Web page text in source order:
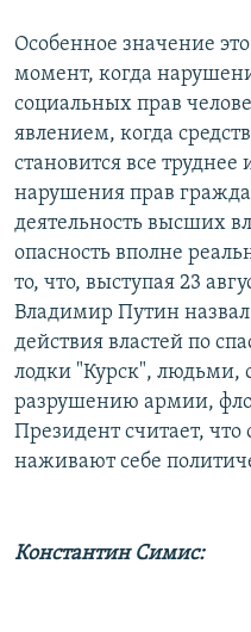
Особенное значение
момент, когда
социальных прав
явлением, когда
становится все
нарушения прав
деятельность высших
опасность вполне
то, что, выступая 23
Владимир Путин назвал
действия властей по
лодки "Курск", людьми,
разрушению армии,
Президент считает,
наживают себе
Константин Симис: